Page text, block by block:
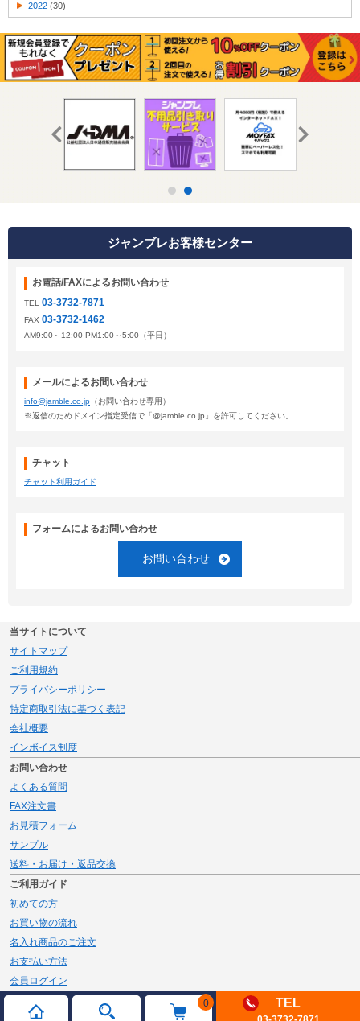
0 TEL
2022 (30)
ジャンブレお客様センター
お電話/FAXによるお問い合わせ
TEL 03-3732-7871
FAX 03-3732-1462
AM9:00～12:00 PM1:00～5:00（平日）
メールによるお問い合わせ
info@jamble.co.jp （お問い合わせ専用）
※返信のためドメイン指定受信で「@jamble.co.jp」を許可してください。
チャット
チャット利用ガイド
フォームによるお問い合わせ
お問い合わせ
当サイトについて
サイトマップ
ご利用規約
プライバシーポリシー
特定商取引法に基づく表記
会社概要
インボイス制度
お問い合わせ
よくある質問
FAX注文書
お見積フォーム
サンプル
送料・お届け・返品交換
ご利用ガイド
初めての方
お買い物の流れ
名入れ商品のご注文
お支払い方法
会員ログイン
メルマガ登録